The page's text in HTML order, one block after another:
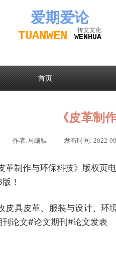
爱期爱论
TUANWEN WENHUA
抟文文化
首页
《皮革制
作者:马编辑 发布时间: 2022-
革制作与环保科技》版权
！
皮具皮革、服装与设计、环
刊论文#论文期刊#论文发表